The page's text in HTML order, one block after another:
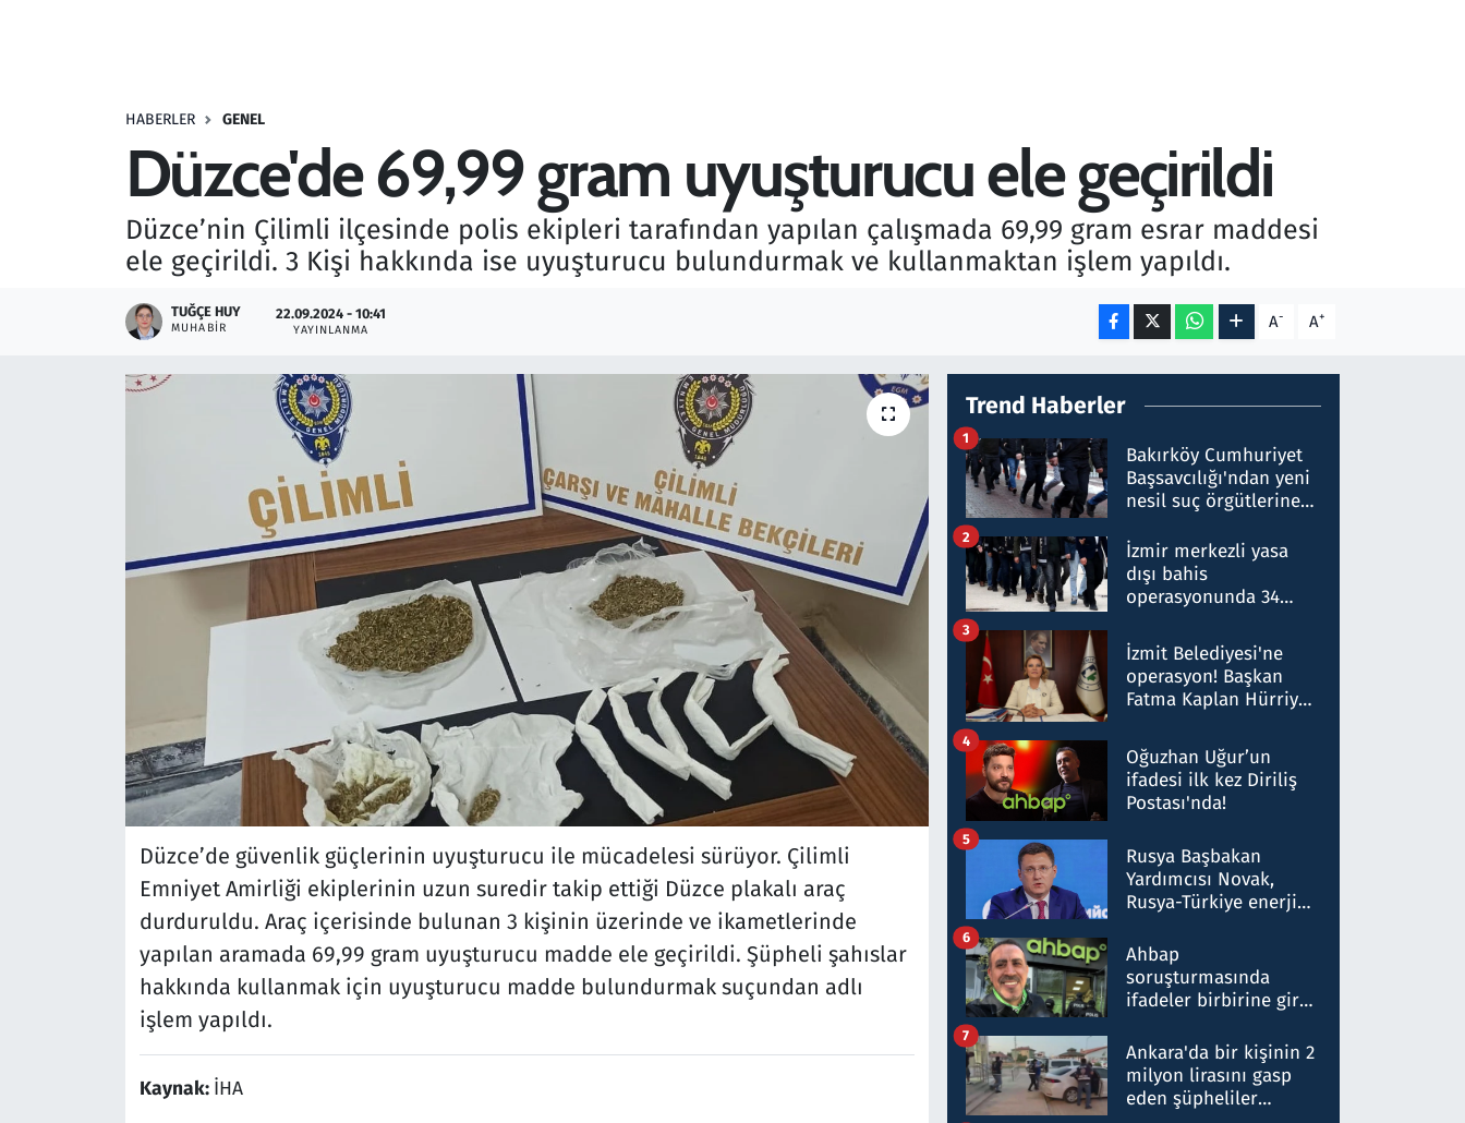
HABERLER GENEL
Düzce'de 69,99 gram uyuşturucu ele geçirildi
Düzce’nin Çilimli ilçesinde polis ekipleri tarafından yapılan çalışmada 69,99 gram esrar maddesi
ele geçirildi. 3 Kişi hakkında ise uyuşturucu bulundurmak ve kullanmaktan işlem yapıldı.
TUĞÇE HUY
MUHABIR
22.09.2024 - 10:41
YAYINLANMA A- A+
Düzce’de güvenlik güçlerinin uyuşturucu ile mücadelesi sürüyor. Çilimli
Emniyet Amirliği ekiplerinin uzun suredir takip ettiği Düzce plakalı araç
durduruldu. Araç içerisinde bulunan 3 kişinin üzerinde ve ikametlerinde
yapılan aramada 69,99 gram uyuşturucu madde ele geçirildi. Şüpheli şahıslar
hakkında kullanmak için uyuşturucu madde bulundurmak suçundan adlı
işlem yapıldı.
Kaynak: İHA
Trend Haberler
Bakırköy Cumhuriyet
Başsavcılığı'ndan yeni
nesil suç örgütlerine
hakkında gözaltı kararı
1
İzmir merkezli yasa
dışı bahis
operasyonunda 34
Milyar liralık para
trafiği tespit edildi
2
İzmit Belediyesi'ne
operasyon! Başkan
Fatma Kaplan Hürriyet
3
Oğuzhan Uğur’un
ifadesi ilk kez Diriliş
Postası'nda!
4
Rusya Başbakan
Yardımcısı Novak,
Rusya-Türkiye enerji
nitelikte olduğunu
belirtti
5
Ahbap
soruşturmasında
ifadeler birbirine girdi:
ifadelerinden ortaya
çıkan tablo şok etti
6
Ankara'da bir kişinin 2
milyon lirasını gasp
eden şüpheliler
7
Savunma Sanayi
Seçim 2023
Teknoloji ve Bilim